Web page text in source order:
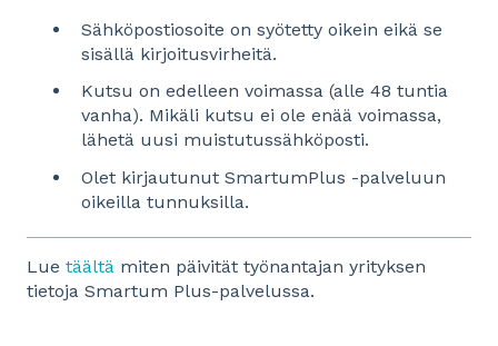
Sähköpostiosoite on syötetty oikein eikä se
sisällä kirjoitusvirheitä.
Kutsu on edelleen voimassa (alle 48 tuntia
vanha). Mikäli kutsu ei ole enää voimassa,
lähetä uusi muistutussähköposti.
Olet kirjautunut SmartumPlus -palveluun
oikeilla tunnuksilla.
Lue täältä miten päivität työnantajan yrityksen
tietoja Smartum Plus-palvelussa.